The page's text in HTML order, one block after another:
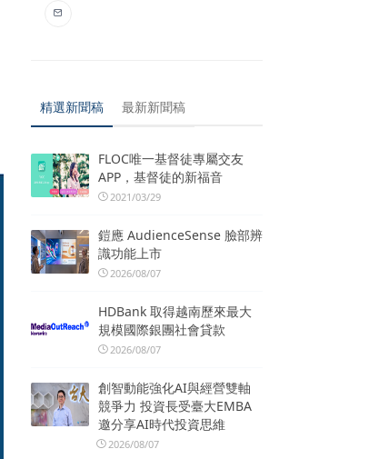
精選新聞稿 最新新聞稿
FLOC唯一基督徒專屬交友
APP，基督徒的新福音
2021/03/29
鎧應 AudienceSense 臉部辨
識功能上市
2026/08/07
HDBank 取得越南歷來最大
規模國際銀團社會貸款
2026/08/07
創智動能強化AI與經營雙軸
競爭力 投資長受臺大EMBA
邀分享AI時代投資思維
2026/08/07